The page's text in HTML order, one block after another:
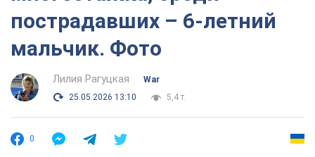
пострадавших – 6-летний
мальчик. Фото
Лилия Рагуцкая
War
25.05.2026 13:10
5,4 т.
0